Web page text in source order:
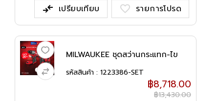
compare_arrows เปรียบเทียบ favorite รายการโปรด
MILWAUKEE ชุดสว่านกระแทก-ไข
ควงกระแท...
รหัสสินค้า : 1223386-SET
฿8,718.00
฿13,430.00